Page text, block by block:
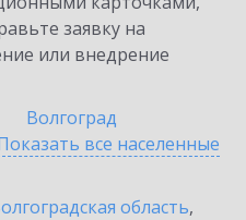
заявку на
или внедрение
Волгоград
все населенные
область,